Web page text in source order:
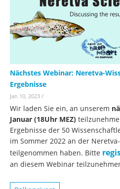
Nächstes Webinar: Neretva-
Ergebnisse
Jan 10, 2023 /
Wir laden Sie ein, an unserem
Januar (18Uhr MEZ)
Ergebnisse der 50
im Sommer 2022 an der
teilgenommen haben. Bitte
an diesem Webinar